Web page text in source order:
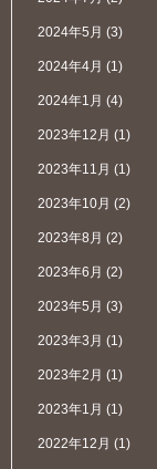
2024年5月 (3)
2024年4月 (1)
2024年1月 (4)
2023年12月 (1)
2023年11月 (1)
2023年10月 (2)
2023年8月 (2)
2023年6月 (2)
2023年5月 (3)
2023年3月 (1)
2023年2月 (1)
2023年1月 (1)
2022年12月 (1)